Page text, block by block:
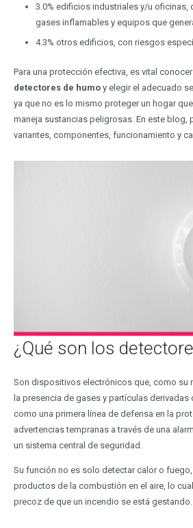
3.0% edificios industriales y/u oficinas,
gases inflamables y equipos que
4.3% otros edificios, con riesgos
Para una protección efectiva, es vital
detectores de humoy elegir el adecuado
ya que no es lo mismo proteger un hogar
maneja sustancias peligrosas. En este blog,
variantes, componentes, funcionamiento y
¿Qué son los
Son dispositivos electrónicos que, como su
la presencia de gases y partículas derivadas
como una primera línea de defensa en la
advertencias tempranas a través de una
un sistema central de seguridad.
Su función no es solo detectar calor o
productos de la combustión en el aire, lo
precoz de que un incendio se está gestando.